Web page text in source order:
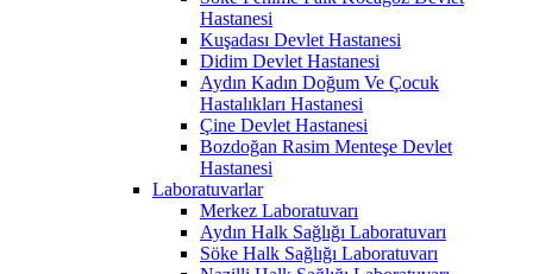
Hastanesi
Kuşadası Devlet Hastanesi
Didim Devlet Hastanesi
Aydın Kadın Doğum Ve Çocuk
Hastalıkları Hastanesi
Çine Devlet Hastanesi
Bozdoğan Rasim Menteşe Devlet
Hastanesi
Laboratuvarlar
Merkez Laboratuvarı
Aydın Halk Sağlığı Laboratuvarı
Söke Halk Sağlığı Laboratuvarı